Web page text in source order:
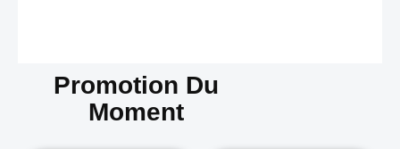
Promotion Du
Moment